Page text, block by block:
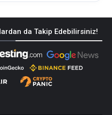
da Takip Edebilirsiniz!